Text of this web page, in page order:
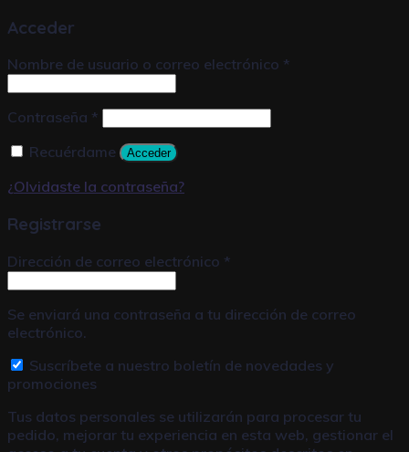
Acceder
Nombre de usuario o correo electrónico *
Contraseña *
Recuérdame
Acceder
¿Olvidaste la contraseña?
Registrarse
Dirección de correo electrónico *
Se enviará una contraseña a tu dirección de correo
electrónico.
Suscríbete a nuestro boletín de novedades y
promociones
Tus datos personales se utilizarán para procesar tu
pedido, mejorar tu experiencia en esta web, gestionar el